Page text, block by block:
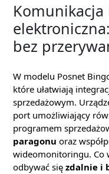
Komunikacja
bez
W modelu Posnet
które ułatwiają
sprzedażowym.
port umożliwiający
programem
paragonu oraz
wideomonitoringu. Co
odbywać się zdalnie i